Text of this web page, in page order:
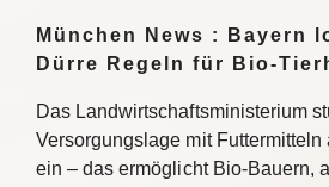
München News : Bayern
Dürre Regeln für Bio-
Das Landwirtschaftsministerium
Versorgungslage mit Futtermitteln
ein – das ermöglicht Bio-Bauern,